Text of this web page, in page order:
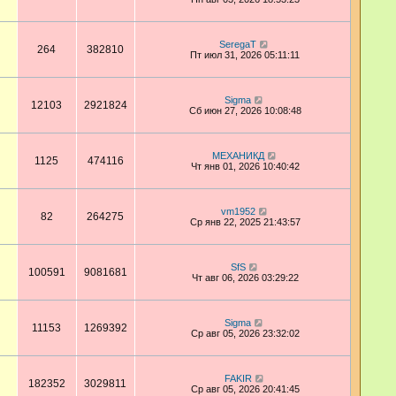
264 382810
SeregaT
Пт июл 31, 2026 05:11:11
12103 2921824
Sigma
Сб июн 27, 2026 10:08:48
1125 474116
МЕХАНИКД
Чт янв 01, 2026 10:40:42
82 264275
vm1952
Ср янв 22, 2025 21:43:57
100591 9081681
SfS
Чт авг 06, 2026 03:29:22
11153 1269392
Sigma
Ср авг 05, 2026 23:32:02
182352 3029811
FAKIR
Ср авг 05, 2026 20:41:45